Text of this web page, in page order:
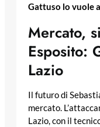
Gattuso lo vuole
Mercato,
Esposito:
Lazio
Il futuro di
mercato.
Lazio, con il